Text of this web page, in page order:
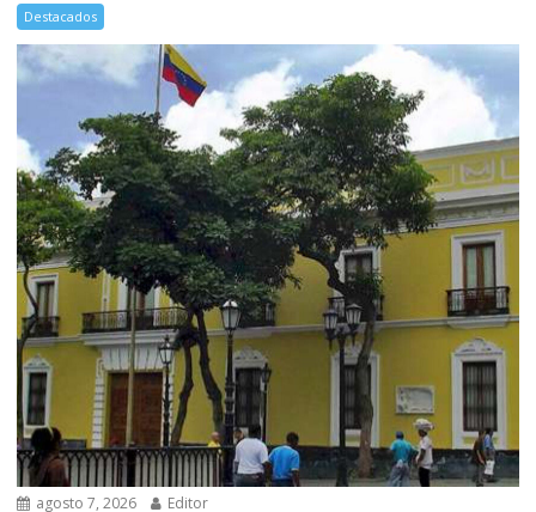
Destacados
agosto 7, 2026 Editor